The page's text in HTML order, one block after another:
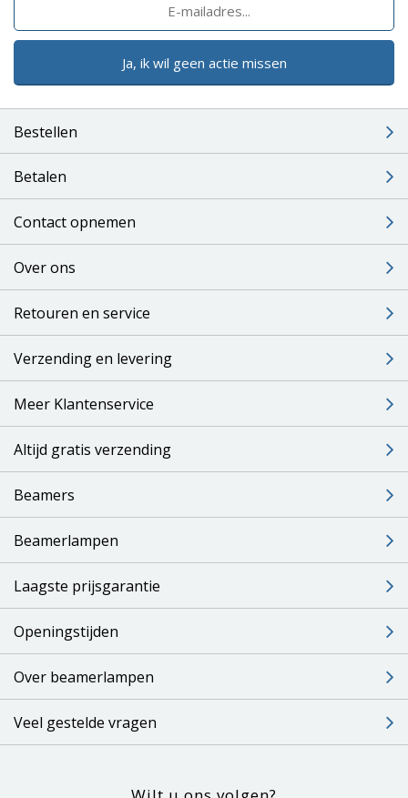
Ja, ik wil geen actie missen
Bestellen
Betalen
Contact opnemen
Over ons
Retouren en service
Verzending en levering
Meer Klantenservice
Altijd gratis verzending
Beamers
Beamerlampen
Laagste prijsgarantie
Openingstijden
Over beamerlampen
Veel gestelde vragen